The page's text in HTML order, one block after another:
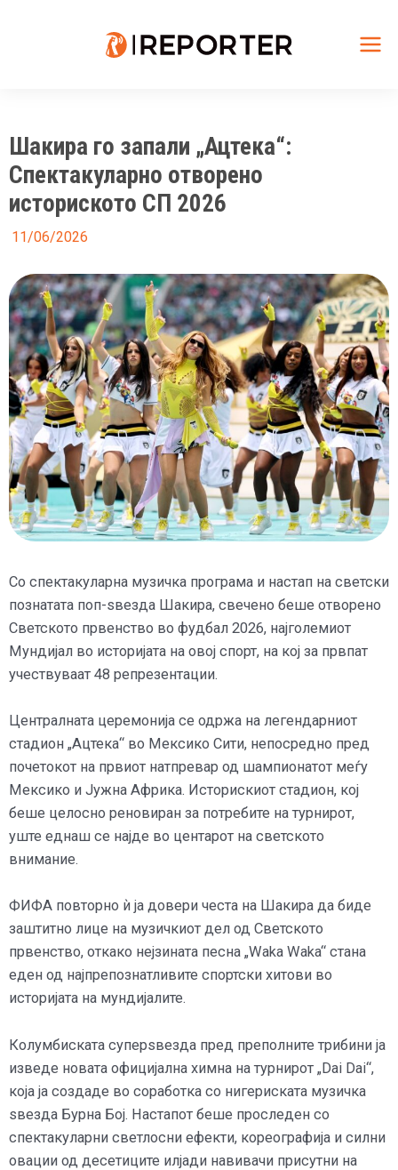
Шакира го запали „Ацтека“:
Спектакуларно отворено
историското СП 2026
11/06/2026
Со спектакуларна музичка програма и настап на светски
познатата поп-ѕвезда Шакира, свечено беше отворено
Светското првенство во фудбал 2026, најголемиот
Мундијал во историјата на овој спорт, на кој за првпат
учествуваат 48 репрезентации.
Централната церемонија се одржа на легендарниот
стадион „Ацтека“ во Мексико Сити, непосредно пред
почетокот на првиот натпревар од шампионатот меѓу
Мексико и Јужна Африка. Историскиот стадион, кој
беше целосно реновиран за потребите на турнирот,
уште еднаш се најде во центарот на светското
внимание.
ФИФА повторно ѝ ја довери честа на Шакира да биде
заштитно лице на музичкиот дел од Светското
првенство, откако нејзината песна „Waka Waka“ стана
еден од најпрепознатливите спортски хитови во
историјата на мундијалите.
Колумбиската суперѕвезда пред преполните трибини ја
изведе новата официјална химна на турнирот „Dai Dai“,
која ја создаде во соработка со нигериската музичка
ѕвезда Бурна Бој. Настапот беше проследен со
спектакуларни светлосни ефекти, кореографија и силни
овации од десетиците илјади навивачи присутни на